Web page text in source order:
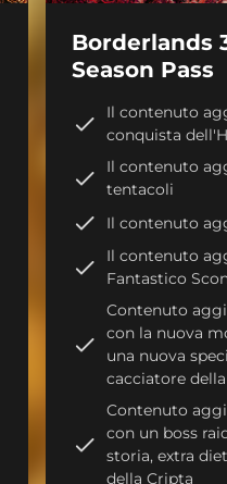
Borderlands
Season Pass
Il contenuto
conquista
Il contenuto
tentacoli
Il contenuto
Il contenuto
Fantastico
Contenuto
con la nuova
una nuova
cacciatore
Contenuto
con un boss
storia, extra
della Cripta